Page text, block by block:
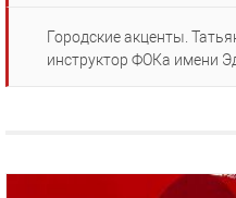
Городские акценты.
инструктор ФОКа имени